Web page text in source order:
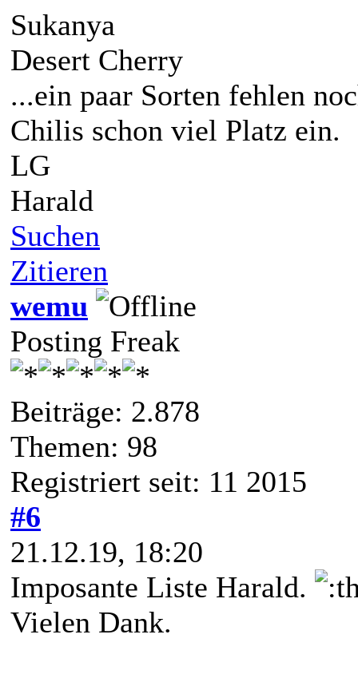
Sukanya
Desert Cherry
...ein paar Sorten fehlen
Chilis schon viel Platz ein.
LG
Harald
Suchen
Zitieren
wemu
Posting Freak
Beiträge: 2.878
Themen: 98
Registriert seit: 11 2015
#6
21.12.19, 18:20
Imposante Liste Harald.
Vielen Dank.